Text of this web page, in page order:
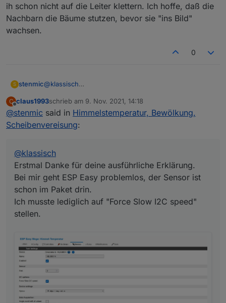
ih schon nicht auf die Leiter klettern. Ich hoffe, daß die
Nachbarn die Bäume stutzen, bevor sie "ins Bild"
wachsen.
0
S stenmic@klassisch
Bei mir geht ESP Easy problemlos, der Sensor ist
schon im Paket drin.
Ich musste lediglich auf "Force Slow I2C speed"
doch leider verfälscht dann das Regenwasser
(welches auf dem Sensor verbleibt) die Temperatur.
Ich werde ihn jetzt doch leicht schräg anbringen,
C
Offline
claus1993schrieb am 9. Nov. 2021, 14:18
zuletzt editiert von
@stenmic said in Himmelstemperatur, Bewölkung,
Scheibenvereisung:
@klassisch
Erstmal Danke für deine ausführliche Erklärung.
Bei mir geht ESP Easy problemlos, der Sensor ist
schon im Paket drin.
Ich musste lediglich auf "Force Slow I2C speed"
stellen.